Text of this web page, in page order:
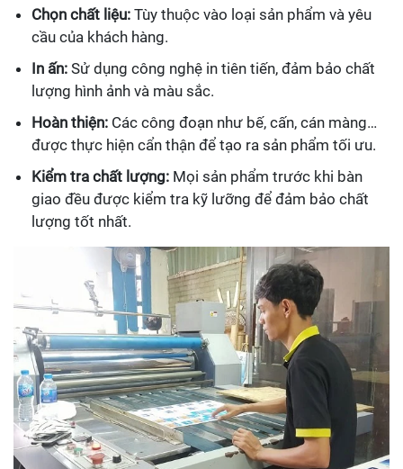
Chọn chất liệu: Tùy thuộc vào loại sản phẩm và yêu
cầu của khách hàng.
In ấn: Sử dụng công nghệ in tiên tiến, đảm bảo chất
lượng hình ảnh và màu sắc.
Hoàn thiện: Các công đoạn như bế, cấn, cán màng…
được thực hiện cẩn thận để tạo ra sản phẩm tối ưu.
Kiểm tra chất lượng: Mọi sản phẩm trước khi bàn
giao đều được kiểm tra kỹ lưỡng để đảm bảo chất
lượng tốt nhất.